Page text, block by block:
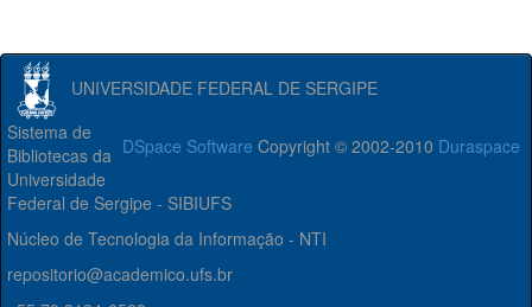
UNIVERSIDADE FEDERAL DE SERGIPE
DSpace Software Copyright © 2002-2010 Duraspace
Sistema de
Bibliotecas da
Universidade
Federal de Sergipe - SIBIUFS
Núcleo de Tecnologia da Informação - NTI
repositorio@academico.ufs.br